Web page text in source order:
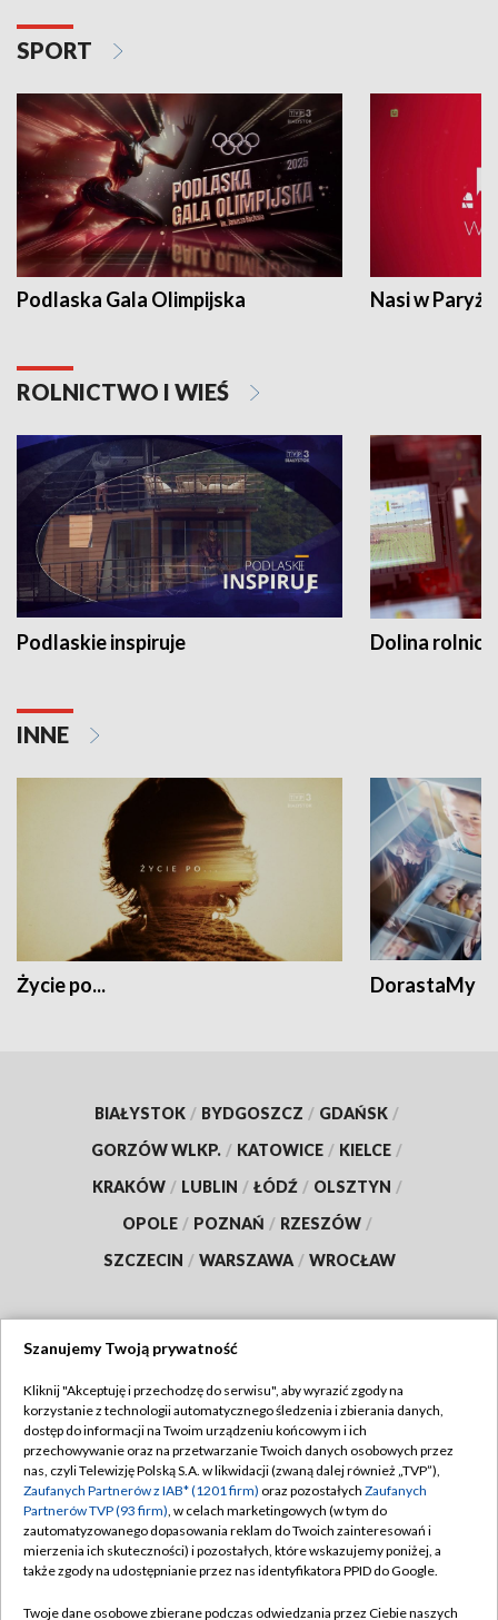
SPORT
Podlaska Gala Olimpijska Nasi w Paryżu
ROLNICTWO I WIEŚ
Podlaskie inspiruje Dolina
INNE
Życie po... DorastaMy
BIAŁYSTOK / BYDGOSZCZ / GDAŃSK /
GORZÓW WLKP. / KATOWICE / KIELCE /
KRAKÓW / LUBLIN / ŁÓDŹ / OLSZTYN /
OPOLE / POZNAŃ / RZESZÓW /
SZCZECIN / WARSZAWA / WROCŁAW
TVP
Abonament TVP
Emisja w TVP
Centrum informacji TVP
Naziemna Telewizja Cyfrowa
Regulamin TVP
Polityka prywatności
Moje zgody
Pomoc
Szanujemy Twoją prywatność
Kliknij "Akceptuję i przechodzę do serwisu", aby wyrazić zgody na
korzystanie z technologii automatycznego śledzenia i zbierania danych,
dostęp do informacji na Twoim urządzeniu końcowym i ich
przechowywanie oraz na przetwarzanie Twoich danych osobowych przez
nas, czyli Telewizję Polską S.A. w likwidacji (zwaną dalej również „TVP”),
Zaufanych Partnerów z IAB* (1201 firm) oraz pozostałych Zaufanych
Partnerów TVP (93 firm), w celach marketingowych (w tym do
zautomatyzowanego dopasowania reklam do Twoich zainteresowań i
mierzenia ich skuteczności) i pozostałych, które wskazujemy poniżej, a
także zgody na udostępnianie przez nas identyfikatora PPID do Google.
Twoje dane osobowe zbierane podczas odwiedzania przez Ciebie naszych